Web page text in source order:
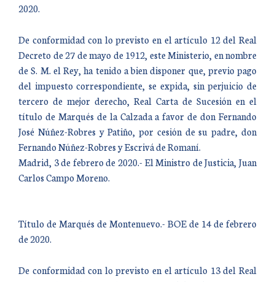
2020.
De conformidad con lo previsto en el artículo 12 del Real
Decreto de 27 de mayo de 1912, este Ministerio, en nombre
de S. M. el Rey, ha tenido a bien disponer que, previo pago
del impuesto correspondiente, se expida, sin perjuicio de
tercero de mejor derecho, Real Carta de Sucesión en el
título de Marqués de la Calzada a favor de don Fernando
José Núñez-Robres y Patiño, por cesión de su padre, don
Fernando Núñez-Robres y Escrivá de Romaní.
Madrid, 3 de febrero de 2020.- El Ministro de Justicia, Juan
Carlos Campo Moreno.
Título de Marqués de Montenuevo.- BOE de 14 de febrero
de 2020.
De conformidad con lo previsto en el artículo 13 del Real